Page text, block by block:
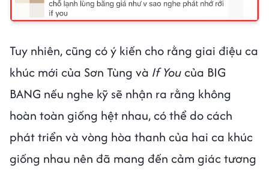
Tuy nhiên, cũng có ý kiến cho rằng giai điệu ca
khúc mới của Sơn Tùng và If Youcủa BIG
BANG nếu nghe kỹ sẽ nhận ra rằng không
hoàn toàn giống hệt nhau, có thể do cách
phát triển và vòng hòa thanh của hai ca khúc
giống nhau nên đã mang đến cảm giác tương